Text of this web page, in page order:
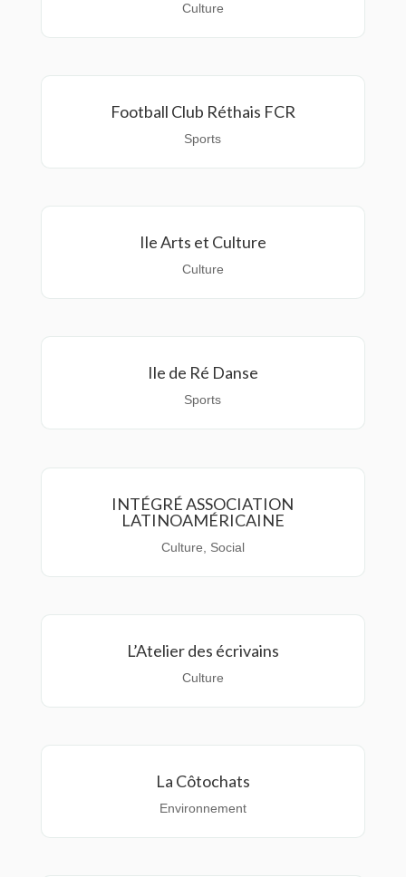
Culture
Football Club Réthais FCR
Sports
Ile Arts et Culture
Culture
Ile de Ré Danse
Sports
INTÉGRÉ ASSOCIATION
LATINOAMÉRICAINE
Culture Social
L’Atelier des écrivains
Culture
La Côtochats
Environnement